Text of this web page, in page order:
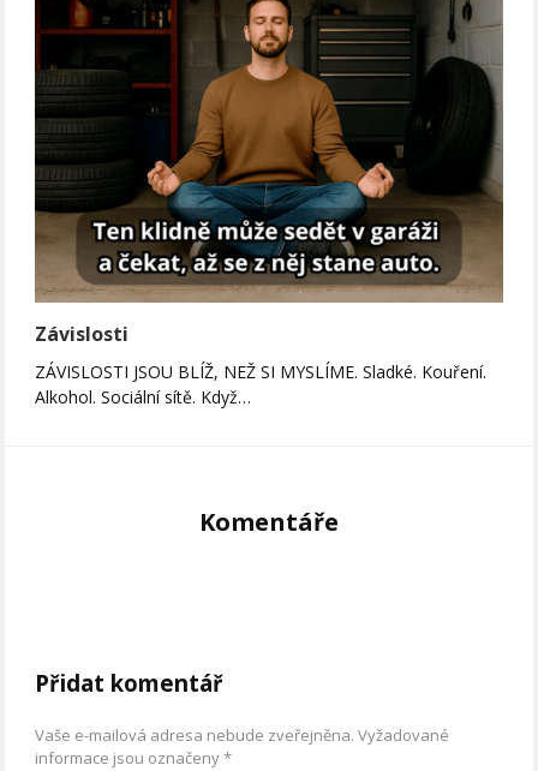
Závislosti
ZÁVISLOSTI JSOU BLÍŽ, NEŽ SI MYSLÍME. Sladké. Kouření.
Alkohol. Sociální sítě. Když…
Komentáře
Přidat komentář
Vaše e-mailová adresa nebude zveřejněna. Vyžadované
informace jsou označeny*